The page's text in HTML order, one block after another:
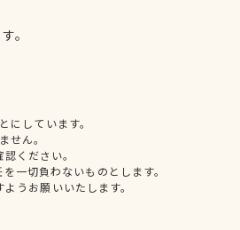
。
しています。
せん。
ください。
一切負わないものとします。
うお願いいたします。